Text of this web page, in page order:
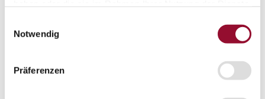
Notwendig
Präferenzen
Downloads